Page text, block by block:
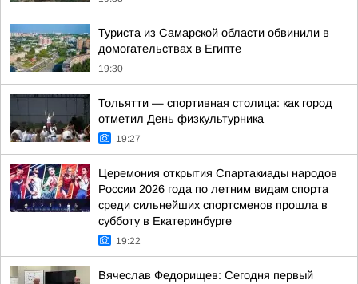
Туриста из Самарской области обвинили в
домогательствах в Египте
19:30
Тольятти — спортивная столица: как город
отметил День физкультурника
19:27
Церемония открытия Спартакиады народов
России 2026 года по летним видам спорта
среди сильнейших спортсменов прошла в
субботу в Екатеринбурге
19:22
Вячеслав Федорищев: Сегодня первый